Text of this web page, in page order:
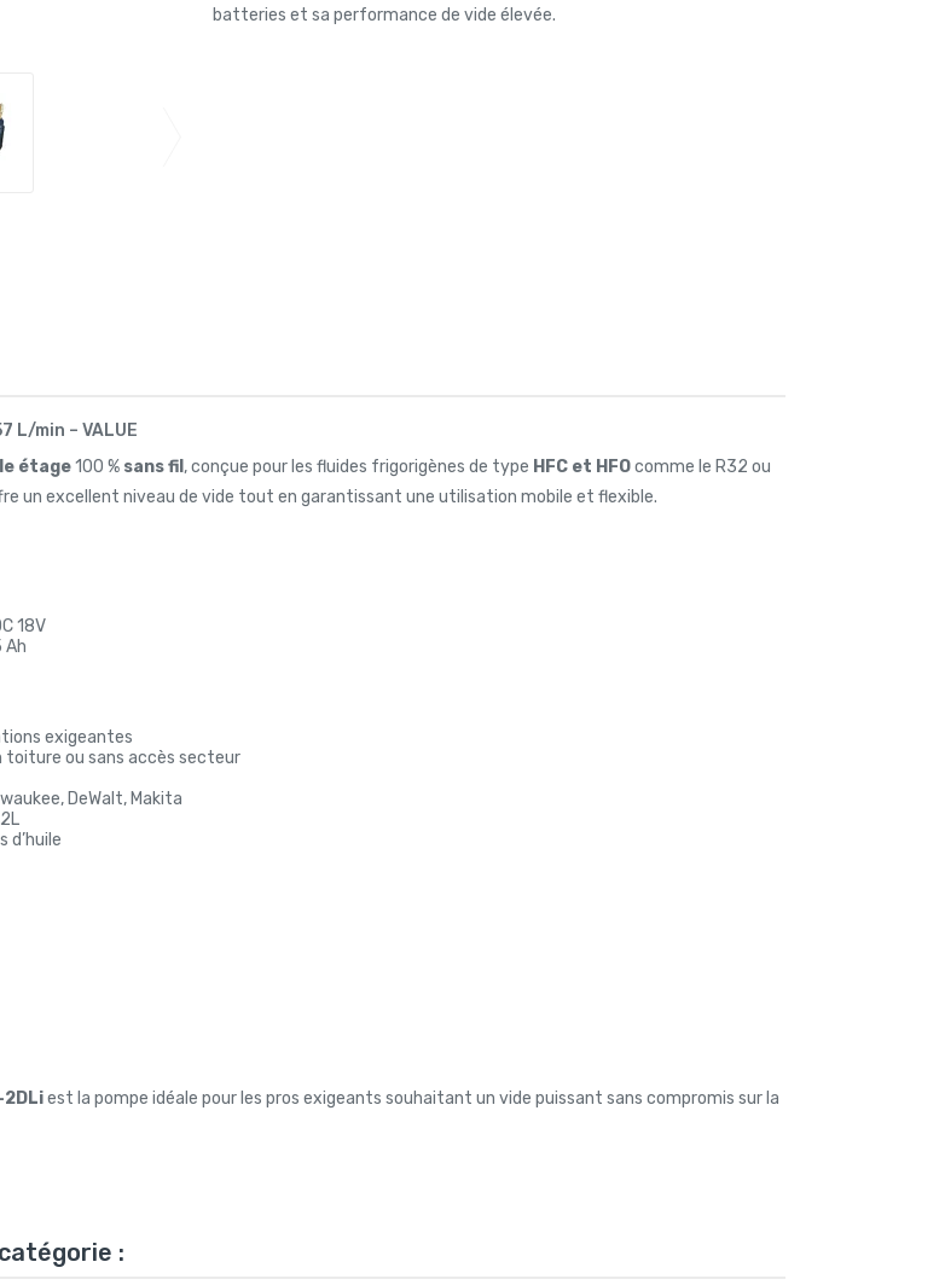
batteries et sa performance de vide élevée.
L/min – VALUE
étage100 % sans fil , conçue pour les fluides frigorigènes de type HFC et HFOcomme le R32 ou
un excellent niveau de vide tout en garantissant une utilisation mobile et flexible.
18V
Ah
exigeantes
ou sans accès secteur
DeWalt, Makita
d’huile
2DLiest la pompe idéale pour les pros exigeants souhaitant un vide puissant sans compromis sur la
: